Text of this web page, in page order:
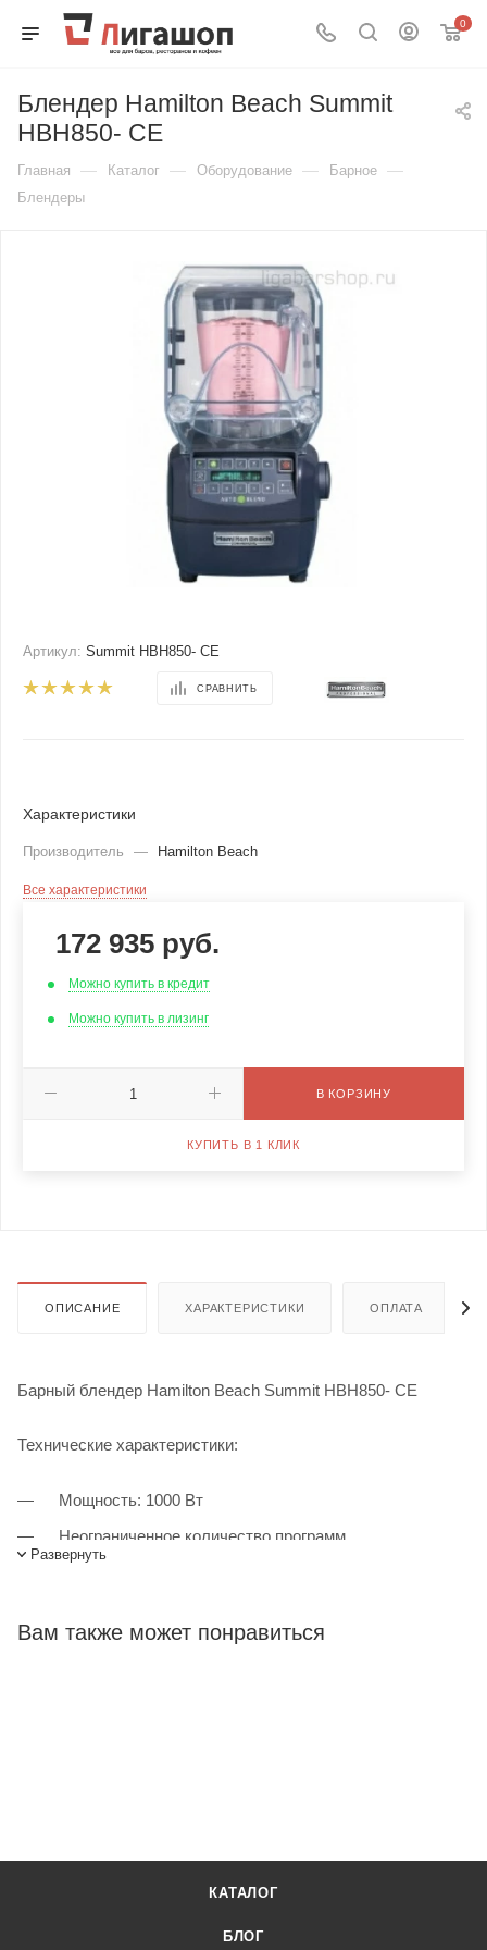
0
Блендер Hamilton Beach Summit
HBH850- CE
Главная — Каталог — Оборудование — Барное —
Блендеры
Артикул: Summit HBH850- CE
СРАВНИТЬ
Характеристики
Производитель — Hamilton Beach
Все характеристики
172 935 руб.
Можно купить в кредит
Можно купить в лизинг
В КОРЗИНУ
КУПИТЬ В 1 КЛИК
ОПИСАНИЕ ХАРАКТЕРИСТИКИ ОПЛАТА
Барный блендер Hamilton Beach Summit HBH850- CE
Технические характеристики:
Мощность: 1000 Вт
Неограниченное количество программ
приготовления коктейля
Развернуть
Вам также может понравиться
КАТАЛОГ
БЛОГ